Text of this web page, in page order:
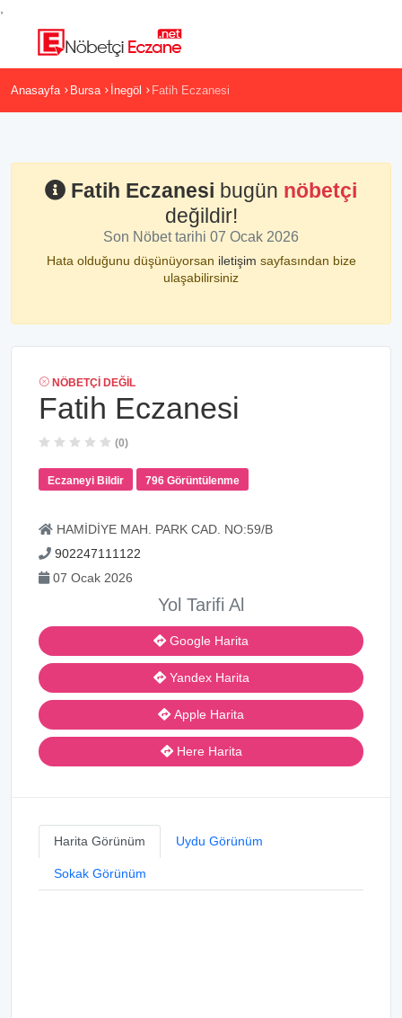
Anasayfa Bursa İnegöl Fatih Eczanesi
Fatih Eczanesi bugün nöbetçi
değildir!
Son Nöbet tarihi 07 Ocak 2026
Hata olduğunu düşünüyorsan iletişim sayfasından bize
ulaşabilirsiniz
NÖBETÇI DEĞIL
Fatih Eczanesi
(0)
Eczaneyi Bildir 796 Görüntülenme
HAMİDİYE MAH. PARK CAD. NO:59/B
902247111122
07 Ocak 2026
Yol Tarifi Al
Google Harita
Yandex Harita
Apple Harita
Here Harita
Harita Görünüm Uydu Görünüm
Sokak Görünüm